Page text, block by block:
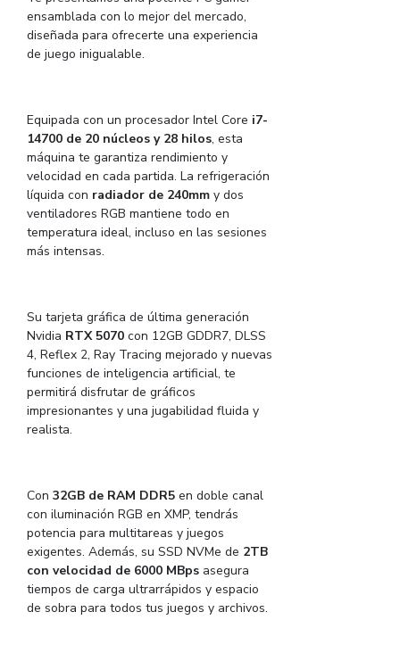
ensamblada con lo mejor del mercado,
diseñada para ofrecerte una experiencia
de juego inigualable.
Equipada con un procesador Intel Core i7-
14700 de 20 núcleos y 28 hilos, esta
máquina te garantiza rendimiento y
velocidad en cada partida. La refrigeración
líquida con radiador de 240mm y dos
ventiladores RGB mantiene todo en
temperatura ideal, incluso en las sesiones
más intensas.
Su tarjeta gráfica de última generación
Nvidia RTX 5070 con 12GB GDDR7, DLSS
4, Reflex 2, Ray Tracing mejorado y nuevas
funciones de inteligencia artificial, te
permitirá disfrutar de gráficos
impresionantes y una jugabilidad fluida y
realista.
Con 32GB de RAM DDR5 en doble canal
con iluminación RGB en XMP, tendrás
potencia para multitareas y juegos
exigentes. Además, su SSD NVMe de 2TB
con velocidad de 6000 MBps asegura
tiempos de carga ultrarrápidos y espacio
de sobra para todos tus juegos y archivos.